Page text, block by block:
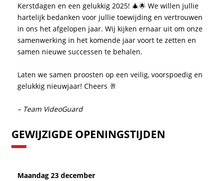
Kerstdagen en een gelukkig 2025! 🎄🌟 We willen jullie
hartelijk bedanken voor jullie toewijding en vertrouwen
in ons het afgelopen jaar. Wij kijken ernaar uit om onze
samenwerking in het komende jaar voort te zetten en
samen nieuwe successen te behalen.
Laten we samen proosten op een veilig, voorspoedig en
gelukkig nieuwjaar! Cheers 🥂
– Team VideoGuard
GEWIJZIGDE OPENINGSTIJDEN
Maandag 23 december